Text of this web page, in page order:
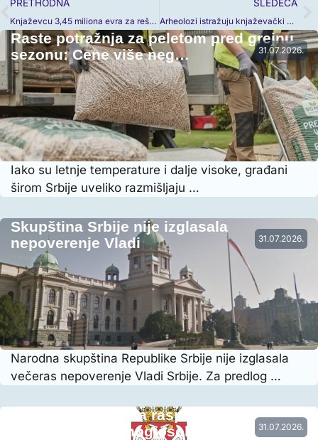
PRETHODNA
Knjažеvcu 3,45 miliona evra za rešavanje problema vodosnabdevanja (VIDEO)
SLEDEĆA
Arheolozi istražuju knjaževački kraj
31.07.2026.
Raste potražnja za peletom pred grejnu
sezonu: Cene više neg…
Iako su letnje temperature i dalje visoke, građani
širom Srbije uveliko razmišljaju …
31.07.2026.
Skupština Srbije nije izglasala
nepoverenje Vladi
Narodna skupština Republike Srbije nije izglasala
večeras nepoverenje Vladi Srbije. Za predlog …
31.07.2026.
Vraćena prethodna raspodela radnog
vremena nastavnog osoblja…